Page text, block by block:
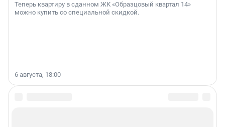
Теперь квартиру в сданном ЖК «Образцовый квартал 14»
можно купить со специальной скидкой.
6 августа, 18:00